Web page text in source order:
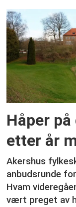
Håper
etter år
Akershus
anbudsrunde
Hvam
vært preget av